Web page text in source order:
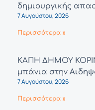
δημιουργικής
7 Αυγούστου, 2026
Περισσότερα »
ΚΑΠΗ ΔΗΜΟΥ
μπάνια στην
7 Αυγούστου, 2026
Περισσότερα »